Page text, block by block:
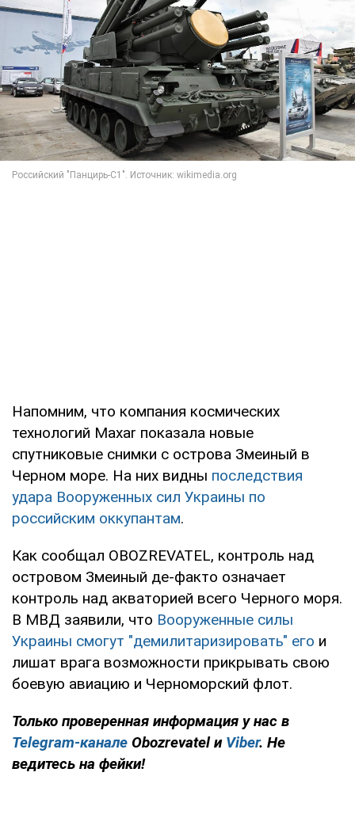
Напомним, что компания космических
технологий Maxar показала новые
спутниковые снимки с острова Змеиный в
Черном море. На них видны последствия
удара Вооруженных сил Украины по
российским оккупантам.
Как сообщал OBOZREVATEL, контроль над
островом Змеиный де-факто означает
контроль над акваторией всего Черного моря.
В МВД заявили, что Вооруженные силы
Украины смогут "демилитаризировать" его и
лишат врага возможности прикрывать свою
боевую авиацию и Черноморский флот.
Только проверенная информация у нас в
Telegram-канале Obozrevatel и Viber. Не
ведитесь на фейки!